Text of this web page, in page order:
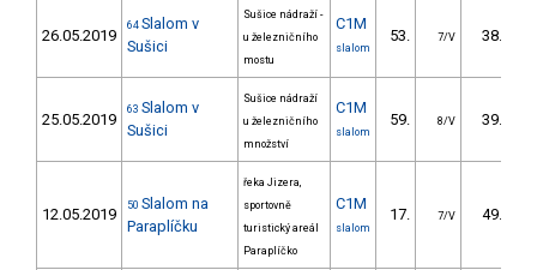
26.05.2019
64 Slalom v
Sušici
Sušice nádraží -
u železničního
mostu
C1M
slalom
53. 7/V 38.33
25.05.2019
63 Slalom v
Sušici
Sušice nádraží
u železničního
množství
C1M
slalom
59. 8/V 39.53
12.05.2019 50 Slalom na
Paraplíčku
řeka Jizera,
sportovně
turistický areál
Paraplíčko
C1M
slalom
17. 7/V 49.70